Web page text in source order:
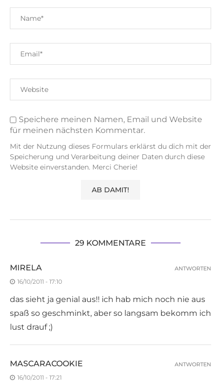
Speichere meinen Namen, Email und Website
für meinen nächsten Kommentar.
Mit der Nutzung dieses Formulars erklärst du dich mit der
Speicherung und Verarbeitung deiner Daten durch diese
Website einverstanden. Merci Cherie!
29 KOMMENTARE
MIRELA
16/10/2011 - 17:10
das sieht ja genial aus!! ich hab mich noch nie aus
spaß so geschminkt, aber so langsam bekomm ich
lust drauf ;)
ANTWORTEN
MASCARACOOKIE
16/10/2011 - 17:21
ANTWORTEN